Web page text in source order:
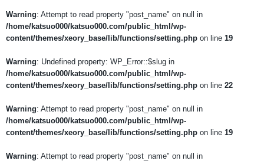
Warning: Attempt to read property "post_name" on null in
/home/katsuo000/katsuo000.com/public_html/wp-
content/themes/xeory_base/lib/functions/setting.php on line 19
Warning: Undefined property: WP_Error::$slug in
/home/katsuo000/katsuo000.com/public_html/wp-
content/themes/xeory_base/lib/functions/setting.php on line 22
Warning: Attempt to read property "post_name" on null in
/home/katsuo000/katsuo000.com/public_html/wp-
content/themes/xeory_base/lib/functions/setting.php on line 19
Warning: Attempt to read property "post_name" on null in